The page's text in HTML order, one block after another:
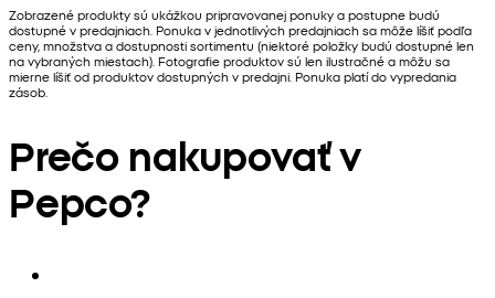
Zobrazené produkty sú ukážkou pripravovanej ponuky a postupne budú
dostupné v predajniach. Ponuka v jednotlivých predajniach sa môže líšiť podľa
ceny, množstva a dostupnosti sortimentu (niektoré položky budú dostupné len
na vybraných miestach). Fotografie produktov sú len ilustračné a môžu sa
mierne líšiť od produktov dostupných v predajni. Ponuka platí do vypredania
zásob.
Prečo nakupovať v
Pepco?